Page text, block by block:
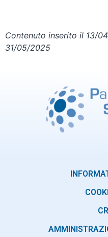
Contenuto inserito il 13/
31/05/2025